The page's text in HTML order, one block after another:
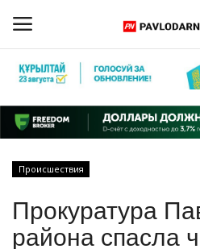
Главная
ПАВЛОДАРСКАЯ ОБЛАСТЬ
Происшествия
Прокуратура
района спасла